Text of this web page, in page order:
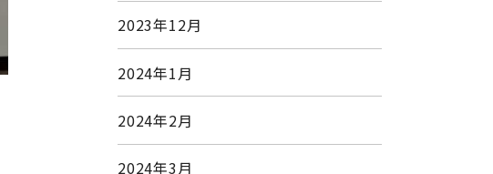
2023年12月
2024年1月
2024年2月
2024年3月